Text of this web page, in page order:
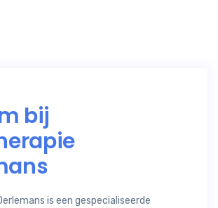
bij
is een gespecialiseerde